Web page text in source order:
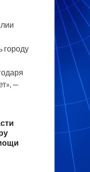
городу
—